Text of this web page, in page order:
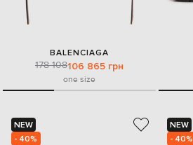
BALENCIAGA
178 108106 865 грн
one size
NEW
- 40%
NEW
- 40%